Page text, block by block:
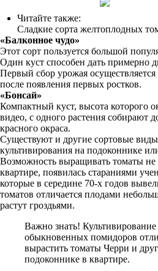
Читайте также:
Сладкие сорта желтоплодных
«Балконное чудо»
Этот сорт пользуется большой
Один куст способен дать примерно
Первый сбор урожая
после появления первых ростков.
«Бонсай»
Компактный куст, высота которого
видео, с одного растения собирают
красного окраса.
Существуют и другие сортовые
культивирования на подоконнике
Возможность выращивать томаты не
квартире, появилась стараниями
которые в середине 70-х годов
томатов отличается плодами
растут гроздьями.
Важно знать!
обыкновенных помидоров
вырастить томаты Черри и
подоконнике в квартире.